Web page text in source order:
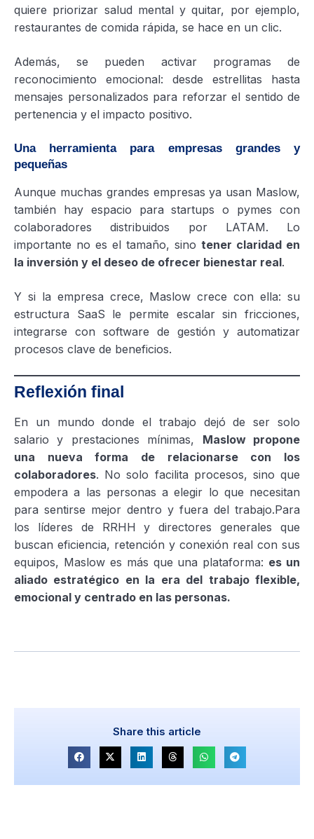
quiere priorizar salud mental y quitar, por ejemplo,
restaurantes de comida rápida, se hace en un clic.
Además, se pueden activar programas de
reconocimiento emocional: desde estrellitas hasta
mensajes personalizados para reforzar el sentido de
pertenencia y el impacto positivo.
Una herramienta para empresas grandes y
pequeñas
Aunque muchas grandes empresas ya usan Maslow,
también hay espacio para startups o pymes con
colaboradores distribuidos por LATAM. Lo
importante no es el tamaño, sino tener claridad en
la inversión y el deseo de ofrecer bienestar real.
Y si la empresa crece, Maslow crece con ella: su
estructura SaaS le permite escalar sin fricciones,
integrarse con software de gestión y automatizar
procesos clave de beneficios.
Reflexión final
En un mundo donde el trabajo dejó de ser solo
salario y prestaciones mínimas, Maslow propone
una nueva forma de relacionarse con los
colaboradores. No solo facilita procesos, sino que
empodera a las personas a elegir lo que necesitan
para sentirse mejor dentro y fuera del trabajo.Para
los líderes de RRHH y directores generales que
buscan eficiencia, retención y conexión real con sus
equipos, Maslow es más que una plataforma: es un
aliado estratégico en la era del trabajo flexible,
emocional y centrado en las personas.
Share this article